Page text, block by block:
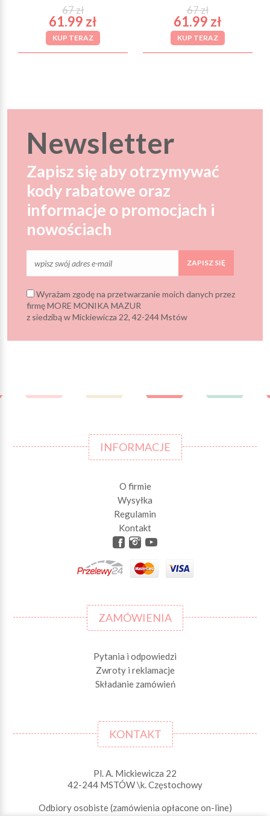
67 zł
61.99 zł
KUP TERAZ
67 zł
61.99 zł
KUP TERAZ
Newsletter
Zapisz się aby otrzymywać
kody rabatowe oraz
informacje o promocjach i
nowościach
ZAPISZ SIĘ
Wyrażam zgodę na przetwarzanie moich danych przez
firmę MORE MONIKA MAZUR
z siedzibą w Mickiewicza 22, 42-244 Mstów
INFORMACJE
O firmie
Wysyłka
Regulamin
Kontakt
ZAMÓWIENIA
Pytania i odpowiedzi
Zwroty i reklamacje
Składanie zamówień
KONTAKT
Pl. A. Mickiewicza 22
42-244 MSTÓW \k. Częstochowy
Odbiory osobiste (zamówienia opłacone on-line)